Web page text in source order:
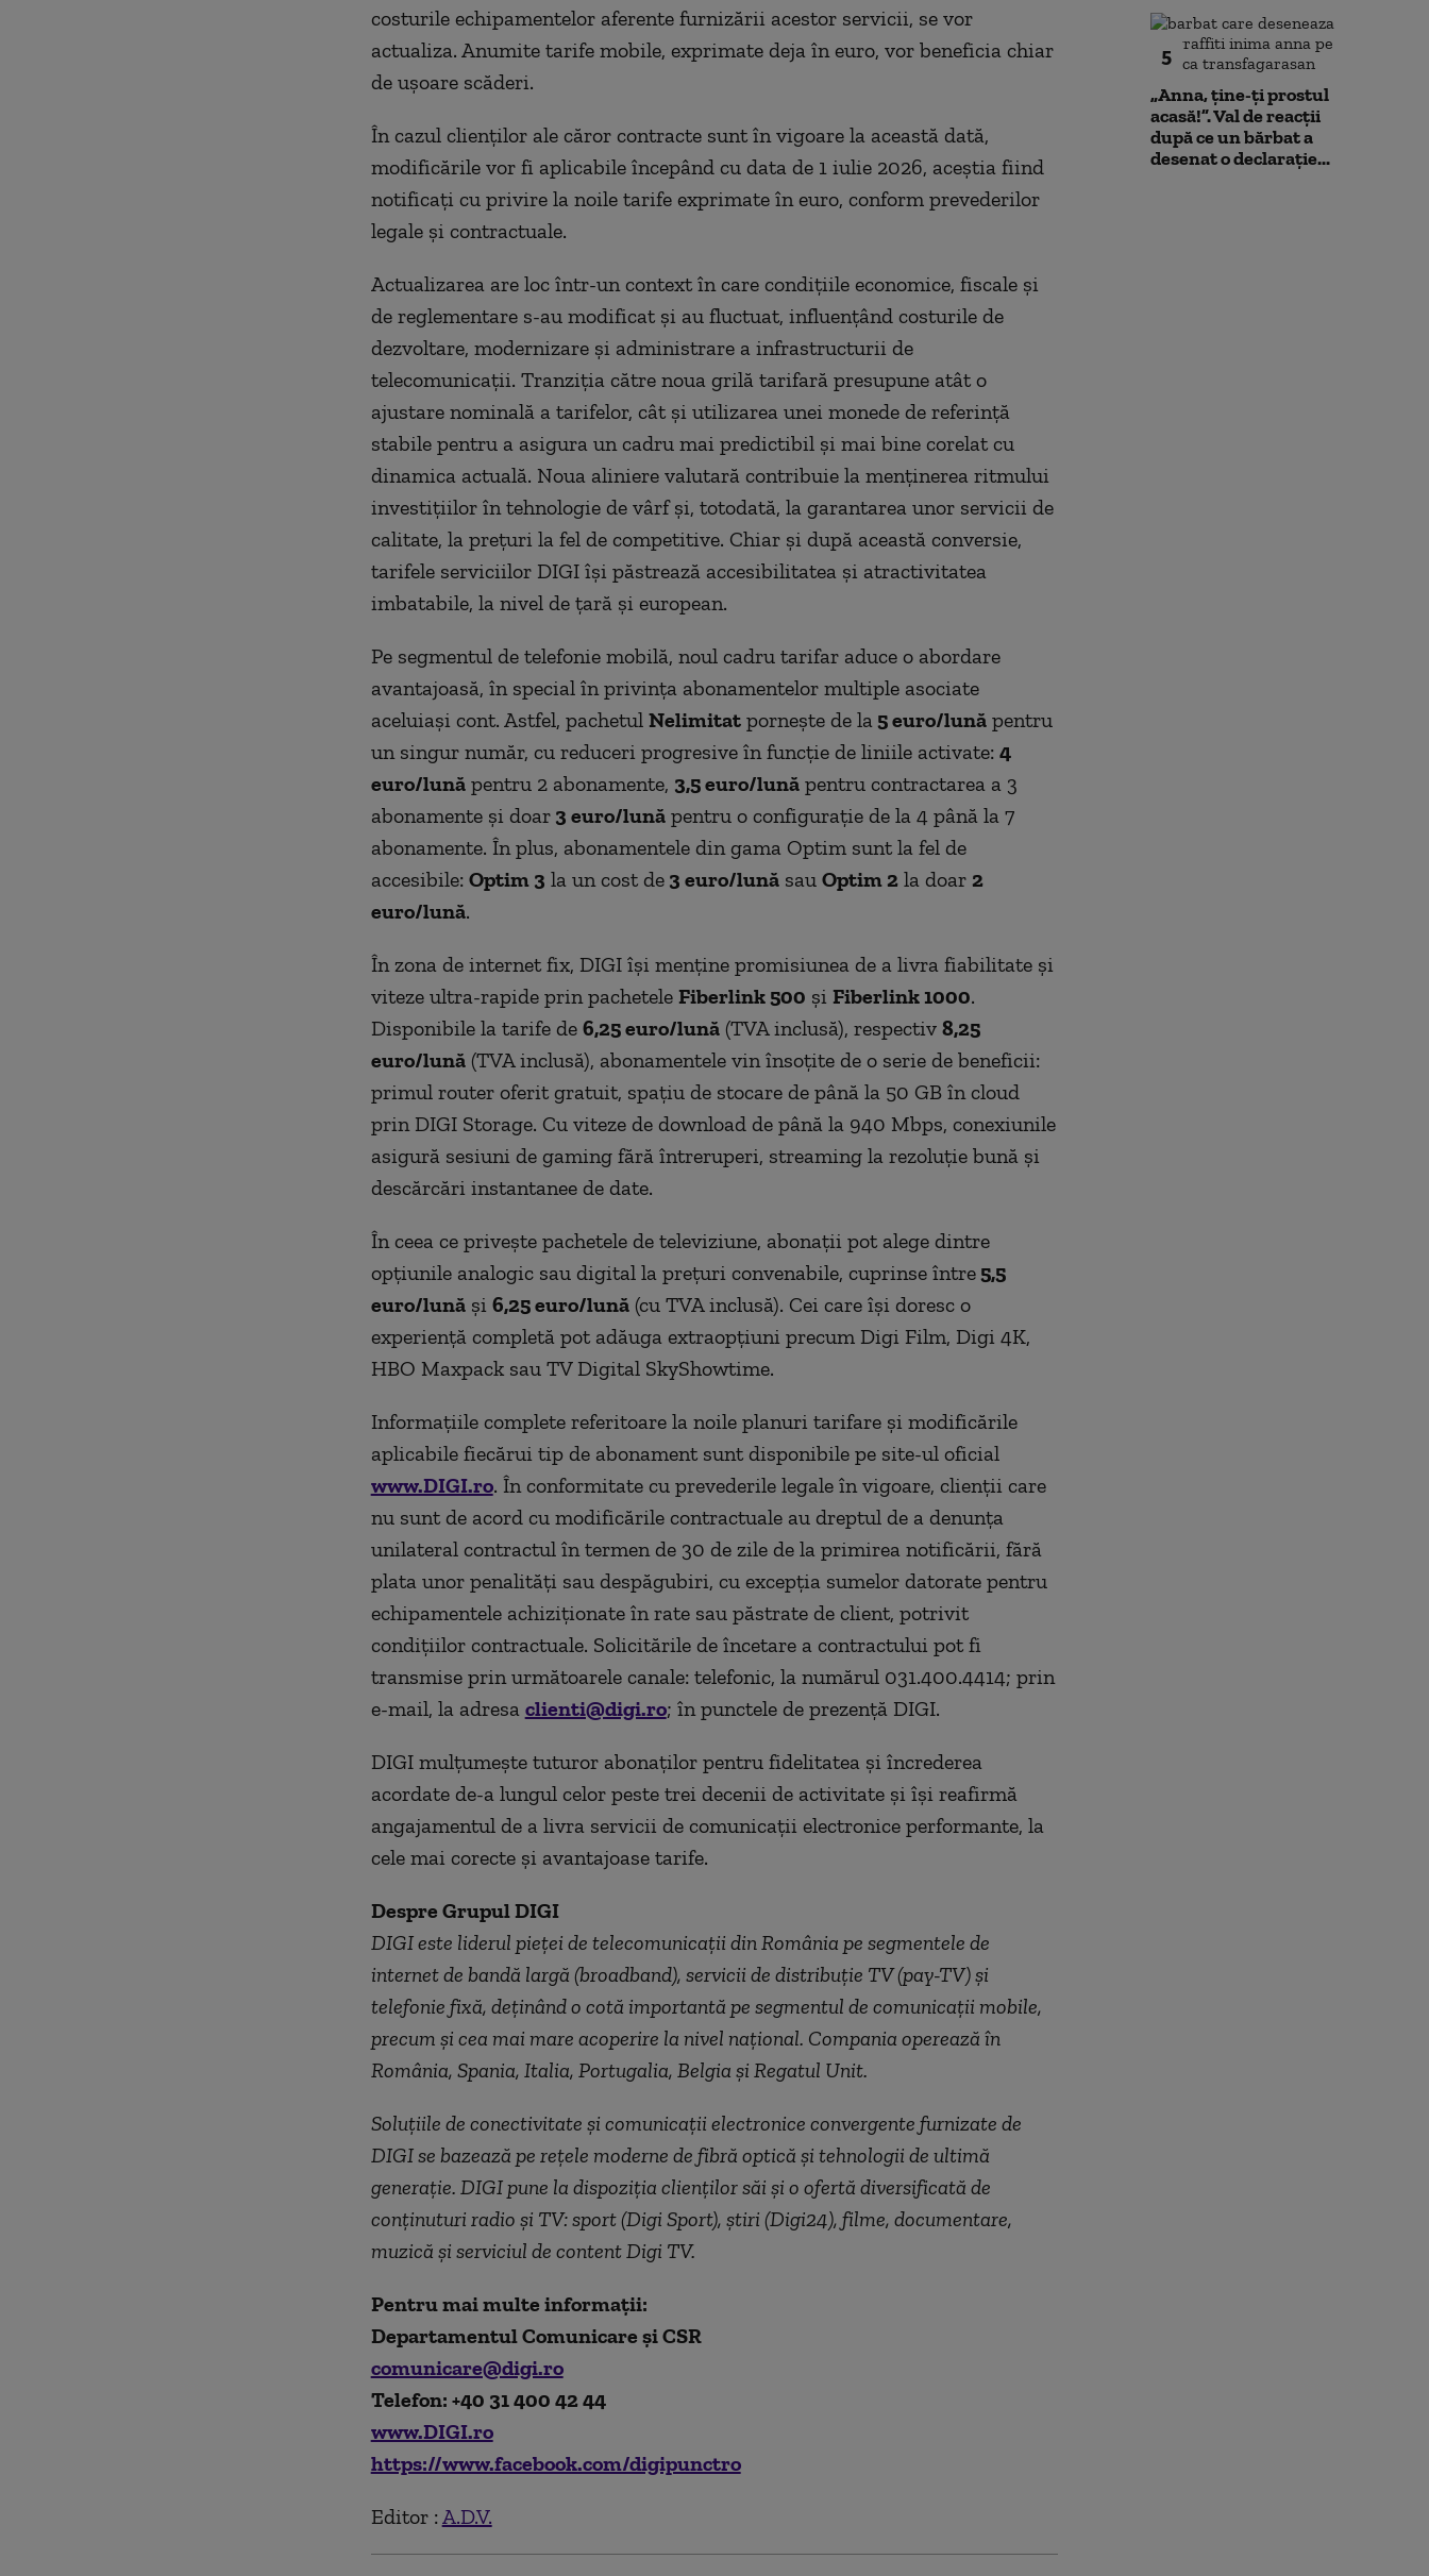
costurile echipamentelor aferente furnizării acestor servicii, se vor
actualiza. Anumite tarife mobile, exprimate deja în euro, vor beneficia chiar
de ușoare scăderi.
În cazul clienților ale căror contracte sunt în vigoare la această dată,
modificările vor fi aplicabile începând cu data de 1 iulie 2026, aceștia fiind
notificați cu privire la noile tarife exprimate în euro, conform prevederilor
legale și contractuale.
Actualizarea are loc într-un context în care condițiile economice, fiscale și
de reglementare s-au modificat și au fluctuat, influențând costurile de
dezvoltare, modernizare și administrare a infrastructurii de
telecomunicații. Tranziția către noua grilă tarifară presupune atât o
ajustare nominală a tarifelor, cât și utilizarea unei monede de referință
stabile pentru a asigura un cadru mai predictibil și mai bine corelat cu
dinamica actuală. Noua aliniere valutară contribuie la menținerea ritmului
investițiilor în tehnologie de vârf și, totodată, la garantarea unor servicii de
calitate, la prețuri la fel de competitive. Chiar și după această conversie,
tarifele serviciilor DIGI își păstrează accesibilitatea și atractivitatea
imbatabile, la nivel de țară și european.
Pe segmentul de telefonie mobilă, noul cadru tarifar aduce o abordare
avantajoasă, în special în privința abonamentelor multiple asociate
aceluiași cont. Astfel, pachetul Nelimitatpornește de la5 euro/lunăpentru
un singur număr, cu reduceri progresive în funcție de liniile activate: 4
euro/lunăpentru 2 abonamente, 3,5 euro/lunăpentru contractarea a 3
abonamente și doar3 euro/lunăpentru o configurație de la 4 până la 7
abonamente. În plus, abonamentele din gama Optim sunt la fel de
accesibile: Optim 3 la un cost de3 euro/lunăsau Optim 2la doar 2
euro/lună.
În zona de internet fix, DIGI își menține promisiunea de a livra fiabilitate și
viteze ultra-rapide prin pachetele Fiberlink 500 și Fiberlink 1000.
Disponibile la tarife de 6,25 euro/lună(TVA inclusă), respectiv 8,25
euro/lună(TVA inclusă), abonamentele vin însoțite de o serie de beneficii:
primul router oferit gratuit, spațiu de stocare de până la 50 GB în cloud
prin DIGI Storage. Cu viteze de download de până la 940 Mbps, conexiunile
asigură sesiuni de gaming fără întreruperi, streaming la rezoluție bună și
descărcări instantanee de date.
În ceea ce privește pachetele de televiziune, abonații pot alege dintre
opțiunile analogic sau digital la prețuri convenabile, cuprinse între5,5
euro/lunăși 6,25 euro/lună(cu TVA inclusă). Cei care își doresc o
experiență completă pot adăuga extraopțiuni precum Digi Film, Digi 4K,
HBO Maxpack sau TV Digital SkyShowtime.
Informațiile complete referitoare la noile planuri tarifare și modificările
aplicabile fiecărui tip de abonament sunt disponibile pe site-ul oficial
www.DIGI.ro. În conformitate cu prevederile legale în vigoare, clienții care
nu sunt de acord cu modificările contractuale au dreptul de a denunța
unilateral contractul în termen de 30 de zile de la primirea notificării, fără
plata unor penalități sau despăgubiri, cu excepția sumelor datorate pentru
echipamentele achiziționate în rate sau păstrate de client, potrivit
condițiilor contractuale. Solicitările de încetare a contractului pot fi
transmise prin următoarele canale: telefonic, la numărul 031.400.4414; prin
e-mail, la adresa clienti@digi.ro; în punctele de prezență DIGI.
DIGI mulțumește tuturor abonaților pentru fidelitatea și încrederea
acordate de-a lungul celor peste trei decenii de activitate și își reafirmă
angajamentul de a livra servicii de comunicații electronice performante, la
cele mai corecte și avantajoase tarife.
Despre Grupul DIGI
DIGI este liderul pieței de telecomunicații din România pe segmentele de
internet de bandă largă (broadband), servicii de distribuție TV (pay-TV) și
telefonie fixă, deținând o cotă importantă pe segmentul de comunicații mobile,
precum și cea mai mare acoperire la nivel național. Compania operează în
România, Spania, Italia, Portugalia, Belgia și Regatul Unit.
Soluțiile de conectivitate și comunicații electronice convergente furnizate de
DIGI se bazează pe rețele moderne de fibră optică și tehnologii de ultimă
generație. DIGI pune la dispoziția clienților săi și o ofertă diversificată de
conținuturi radio și TV: sport (Digi Sport), știri (Digi24), filme, documentare,
muzică și serviciul de content Digi TV.
Pentru mai multe informaţii:
Departamentul Comunicare și CSR
comunicare@digi.ro
Telefon: +40 31 400 42 44
www.DIGI.ro
https://www.facebook.com/digipunctro
Editor : A.D.V.
5
„Anna, ţine-ţi prostul
acasă!”. Val de reacții
după ce un bărbat a
desenat o declarație...